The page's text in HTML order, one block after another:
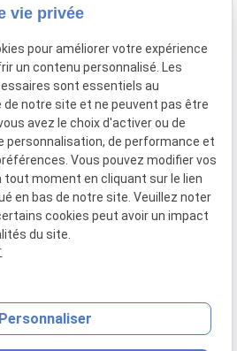
de
Gestion
des
Plan du
site
vie privée
pour améliorer votre expérience
un contenu personnalisé. Les
sont essentiels au
notre site et ne peuvent pas être
avez le choix d'activer ou de
personnalisation, de performance et
Vous pouvez modifier vos
moment en cliquant sur le lien
en bas de notre site. Veuillez noter
cookies peut avoir un impact
du site.
Personnaliser